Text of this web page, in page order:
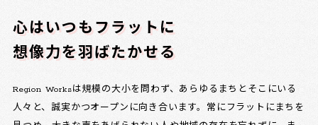
心はいつもフラットに
想像力を羽ばたかせる
Region Worksは規模の大小を問わず、あらゆるまちとそこにいる
人々と、誠実かつオープンに向き合います。常にフラットにまちを